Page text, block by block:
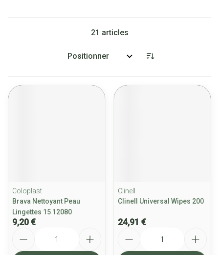
21 articles
Trier par:
Coloplast
Brava Nettoyant Peau
Lingettes 15 12080
9,20 €
Clinell
Clinell Universal Wipes 200
24,91 €